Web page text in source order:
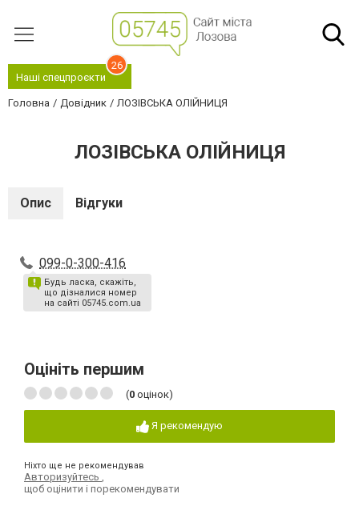
Наші спецпроєкти
26
Головна Довідник ЛОЗІВСЬКА ОЛІЙНИЦЯ
ЛОЗІВСЬКА ОЛІЙНИЦЯ
Опис Відгуки
099-0-300-416
Будь ласка, скажіть,
що дізналися номер
на сайті 05745.com.ua
Оцініть першим
(0 оцінок)
Я рекомендую
Ніхто ще не рекомендував
Авторизуйтесь
щоб оцінити і порекомендувати